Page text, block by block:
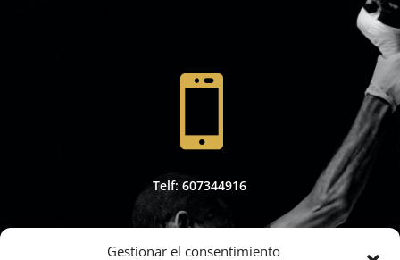
Gestionar el consentimiento

Telf: 607344916